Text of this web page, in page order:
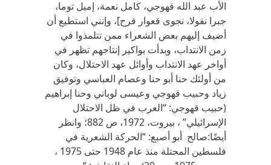
الأب عبد الله قهوجي، كامل نعمة، إميل توما،
جبرا نقولا، نجوى قعوار فرح]، وإنني استطيع أن
أضيف إليهم بعض الشعراء ممن تتلمذوا في
زمن الانتداب، وبدأت بواكير إنتاجهم تظهر في
أواخر عهد الانتداب وأوائل عهد الاحتلال، وكان
من أولئك حنا أبو حنا وعصام العباسي وتوفيق
زياد وحبيب قهوجي وعيسى لوباني وحنا إبراهيم
(حبيب قهوجي: “العرب في ظل الاحتلال
الإسرائيلي” ، بيروت، 1972، ص 882؛ وانظر
أيضًا:صالح أبو أصبع: “الحركة الشعرية في
فلسطين المحتلة منذ عام 1948 حتى 1975 ،